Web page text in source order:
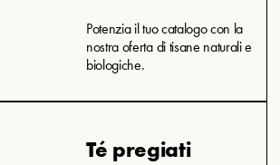
Potenzia il tuo catalogo con la
nostra oferta di tisane naturali e
biologiche.
Té pregiati